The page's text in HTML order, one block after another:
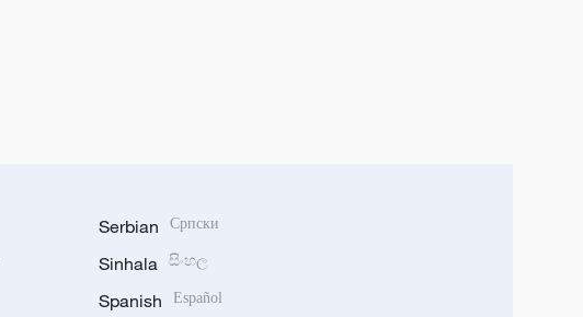
Serbian Српски
Sinhala සිංහල
Spanish Español